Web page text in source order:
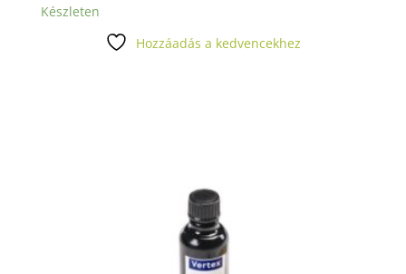
Készleten
Hozzáadás a kedvencekhez